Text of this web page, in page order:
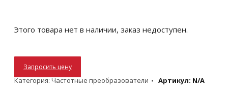
Этого товара нет в наличии, заказ недоступен.
Запросить цену
Категория:Частотные преобразователи Артикул: N/A